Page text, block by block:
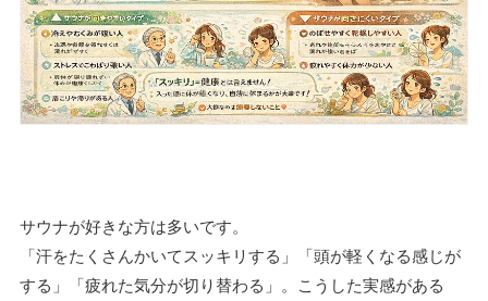
サウナが好きな方は多いです。
「汗をたくさんかいてスッキリする」「頭が軽くなる感じが
する」「疲れた気分が切り替わる」。こうした実感がある